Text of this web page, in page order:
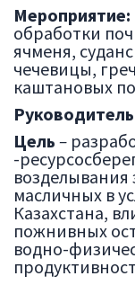
Мероприятие:
обработки
ячменя,
чечевицы,
каштановых
Цель –
-
масличных в
Казахстана,
пожнивных
водно-